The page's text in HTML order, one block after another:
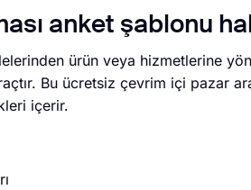
anket şablonu
ürün veya hizmetlerine
Bu ücretsiz çevrim içi pazar
içerir.